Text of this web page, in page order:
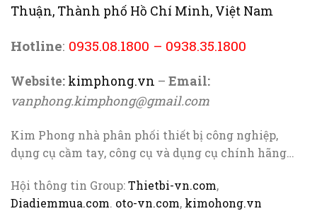
Thuận, Thành phố Hồ Chí Minh, Việt Nam
Hotline: 0935.08.1800 – 0938.35.1800
Website: kimphong.vn – Email:
vanphong.kimphong@gmail.com
Kim Phong nhà phân phối thiết bị công nghiệp,
dụng cụ cầm tay, công cụ và dụng cụ chính hãng…
Hội thông tin Group:Thietbi-vn.com,
Diadiemmua.com. oto-vn.com, kimohong.vn